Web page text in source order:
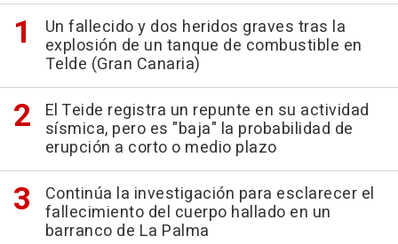
Un fallecido y dos heridos graves tras la
explosión de un tanque de combustible en
Telde (Gran Canaria)
El Teide registra un repunte en su actividad
sísmica, pero es "baja" la probabilidad de
erupción a corto o medio plazo
Continúa la investigación para esclarecer el
fallecimiento del cuerpo hallado en un
barranco de La Palma